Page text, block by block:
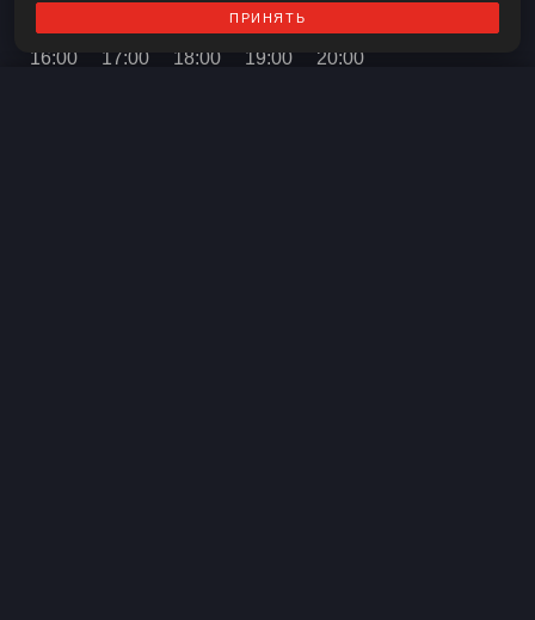
65 Br
16:00 17:00 18:00 19:00 20:00
ПРИНЯТЬ